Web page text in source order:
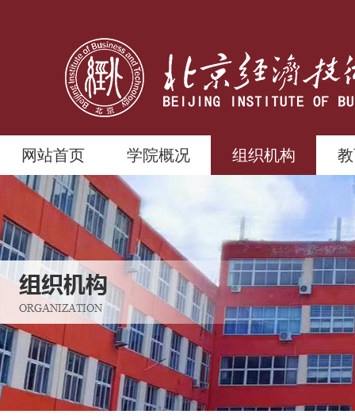
网站首页 学院概况 组织机构